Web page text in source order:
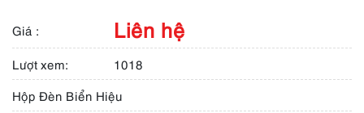
Giá : Liên hệ
Lượt xem:
1018
Hộp Đèn Biển Hiệu